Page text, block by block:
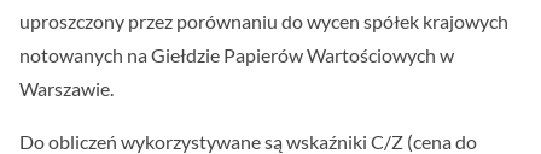
uproszczony przez porównaniu do wycen spółek krajowych
notowanych na Giełdzie Papierów Wartościowych w
Warszawie.
Do obliczeń wykorzystywane są wskaźniki C/Z (cena do